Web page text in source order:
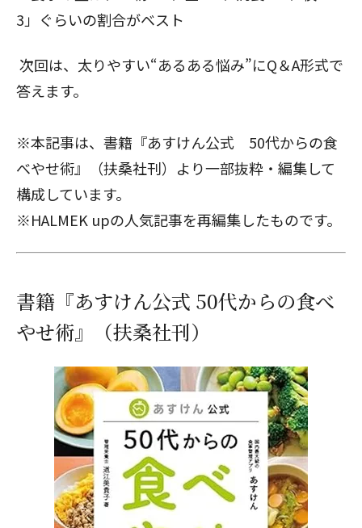
3」ぐらいの割合がベスト
次回は、太りやすい“あるある悩み”にQ＆A形式で
答えます。
※本記事は、書籍『あすけん公式 50代からの食
べやせ術』（扶桑社刊）より一部抜粋・編集して
構成しています。
※HALMEK upの人気記事を再編集したものです。
書籍『あすけん公式 50代からの食べ
やせ術』（扶桑社刊）